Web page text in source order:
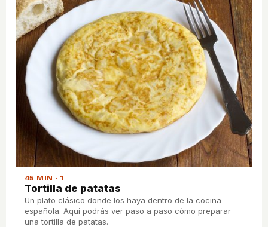
45 MIN · 1
Tortilla de patatas
Un plato clásico donde los haya dentro de la cocina
española. Aquí podrás ver paso a paso cómo preparar
una tortilla de patatas.